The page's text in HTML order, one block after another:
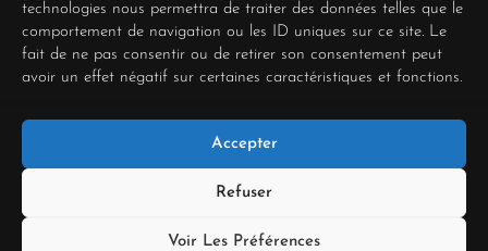
technologies nous permettra de traiter des données telles que le
comportement de navigation ou les ID uniques sur ce site. Le
fait de ne pas consentir ou de retirer son consentement peut
avoir un effet négatif sur certaines caractéristiques et fonctions.
Accepter
Refuser
Voir Les Préférences
absolue. Vous ne pouvez
plus vous mentir.
nous rappelle que
reconstruire sa